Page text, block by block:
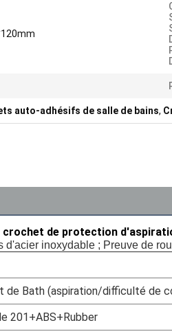
auto-adhésifs de salle de bains,
crochet de protection
d'acier inoxydable ; Preuve de
de Bath (aspiration/difficulté de
201+ABS+Rubber